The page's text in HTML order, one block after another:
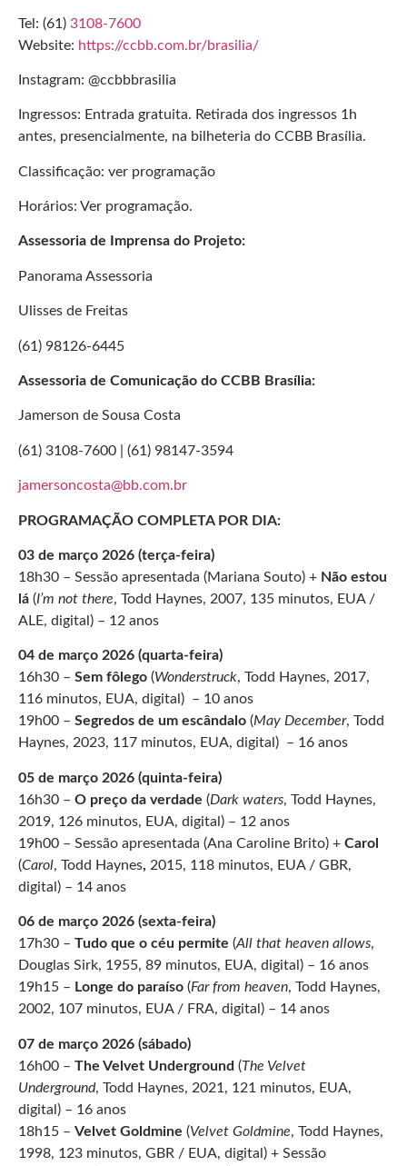
Tel: (61) 3108-7600
Website: https://ccbb.com.br/brasilia/
Instagram: @ccbbbrasilia
Ingressos: Entrada gratuita. Retirada dos ingressos 1h
antes, presencialmente, na bilheteria do CCBB Brasília.
Classificação: ver programação
Horários: Ver programação.
Assessoria de Imprensa do Projeto:
Panorama Assessoria
Ulisses de Freitas
(61) 98126-6445
Assessoria de Comunicação do CCBB Brasília:
Jamerson de Sousa Costa
(61) 3108-7600 | (61) 98147-3594
jamersoncosta@bb.com.br
PROGRAMAÇÃO COMPLETA POR DIA:
03 de março 2026 (terça-feira)
18h30 – Sessão apresentada (Mariana Souto) + Não estou
lá (I’m not there, Todd Haynes, 2007, 135 minutos, EUA /
ALE, digital) – 12 anos
04 de março 2026 (quarta-feira)
16h30 – Sem fôlego (Wonderstruck, Todd Haynes, 2017,
116 minutos, EUA, digital) – 10 anos
19h00 – Segredos de um escândalo (May December, Todd
Haynes, 2023, 117 minutos, EUA, digital) – 16 anos
05 de março 2026 (quinta-feira)
16h30 – O preço da verdade (Dark waters, Todd Haynes,
2019, 126 minutos, EUA, digital) – 12 anos
19h00 – Sessão apresentada (Ana Caroline Brito) + Carol
(Carol, Todd Haynes, 2015, 118 minutos, EUA / GBR,
digital) – 14 anos
06 de março 2026 (sexta-feira)
17h30 – Tudo que o céu permite (All that heaven allows,
Douglas Sirk, 1955, 89 minutos, EUA, digital) – 16 anos
19h15 – Longe do paraíso (Far from heaven, Todd Haynes,
2002, 107 minutos, EUA / FRA, digital) – 14 anos
07 de março 2026 (sábado)
16h00 – The Velvet Underground (The Velvet
Underground, Todd Haynes, 2021, 121 minutos, EUA,
digital) – 16 anos
18h15 – Velvet Goldmine (Velvet Goldmine, Todd Haynes,
1998, 123 minutos, GBR / EUA, digital) + Sessão